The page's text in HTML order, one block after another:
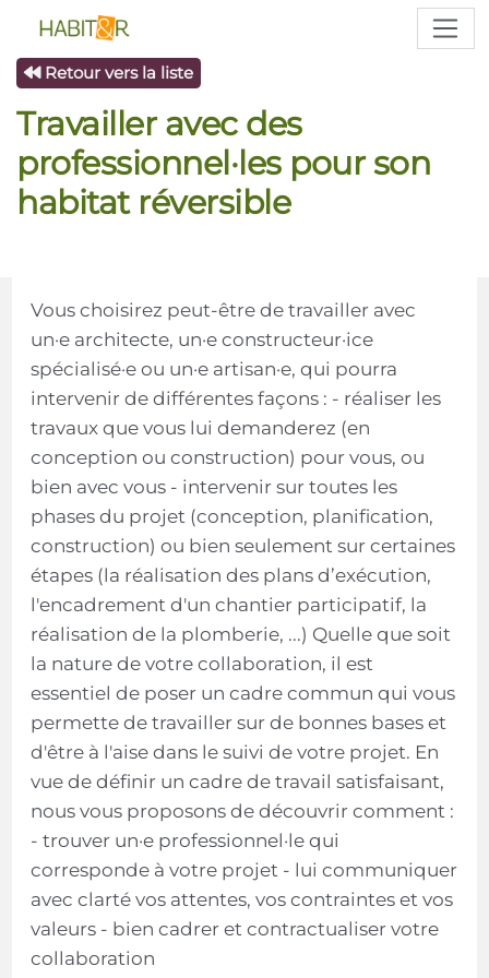
Retour vers la liste
Travailler avec des
professionnel·les pour son
habitat réversible
Vous choisirez peut-être de travailler avec
un·e architecte, un·e constructeur·ice
spécialisé·e ou un·e artisan·e, qui pourra
intervenir de différentes façons : - réaliser les
travaux que vous lui demanderez (en
conception ou construction) pour vous, ou
bien avec vous - intervenir sur toutes les
phases du projet (conception, planification,
construction) ou bien seulement sur certaines
étapes (la réalisation des plans d’exécution,
l'encadrement d'un chantier participatif, la
réalisation de la plomberie, ...) Quelle que soit
la nature de votre collaboration, il est
essentiel de poser un cadre commun qui vous
permette de travailler sur de bonnes bases et
d'être à l'aise dans le suivi de votre projet. En
vue de définir un cadre de travail satisfaisant,
nous vous proposons de découvrir comment :
- trouver un·e professionnel·le qui
corresponde à votre projet - lui communiquer
avec clarté vos attentes, vos contraintes et vos
valeurs - bien cadrer et contractualiser votre
collaboration